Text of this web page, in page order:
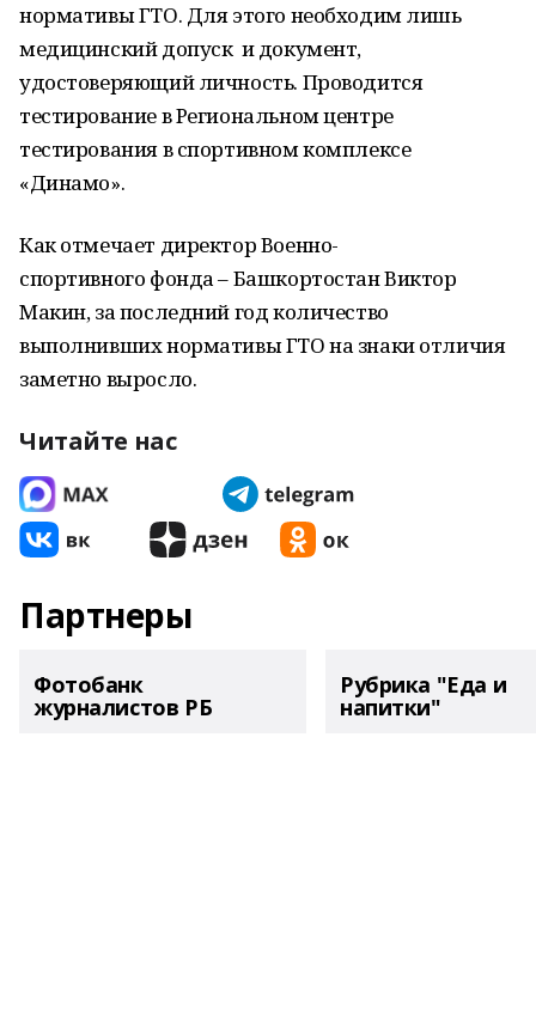
нормативы ГТО. Для этого необходим лишь
медицинский допуск и документ,
удостоверяющий личность. Проводится
тестирование в Региональном центре
тестирования в спортивном комплексе
«Динамо».
Как отмечает директор Военно-
спортивного фонда – Башкортостан Виктор
Макин, за последний год количество
выполнивших нормативы ГТО на знаки отличия
заметно выросло.
Читайте нас
Партнеры
Фотобанк
журналистов РБ
Рубрика "Еда и
напитки"